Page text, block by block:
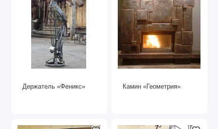
Держатель «Феникс» Камин «Геометрия»